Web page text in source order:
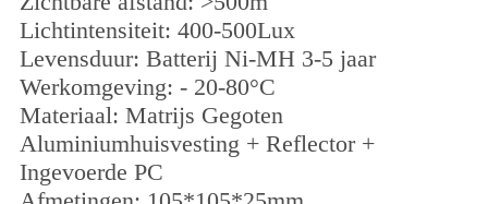
Lichtintensiteit: 400-500Lux
Levensduur: Batterij Ni-MH 3-5 jaar
Werkomgeving: - 20-80°C
Materiaal: Matrijs Gegoten
Aluminiumhuisvesting + Reflector +
Ingevoerde PC